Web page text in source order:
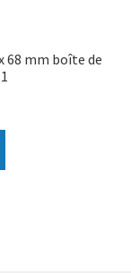
68 mm boîte de